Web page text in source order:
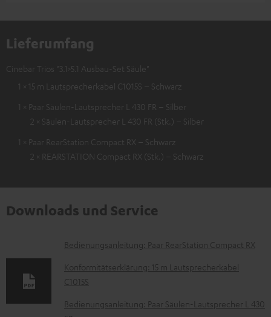
Lieferumfang
Cinebar Trios "3.1>5.1 Ausbau-Set Säule"
1 × 15 m Lautsprecherkabel C1015S – Schwarz
1 × Paar Säulen-Lautsprecher L 430 FR – Silber
2 × Säulen-Lautsprecher L 430 FR (Stk.) – Silber
1 × Paar RearStation Compact RX – Schwarz
2 × REARSTATION Compact RX (Stk.) – Schwarz
Downloads und Service
D
o
k
u
Bedienungsanleitung: Paar RearStation Compact RX
Konformitätserklärung: 15 m Lautsprecherkabel
C1015S
Bedienungsanleitung: Paar Säulen-Lautsprecher L 430